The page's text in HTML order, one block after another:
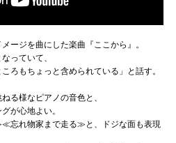
ージを曲にした楽曲『ここから』。
っていて、
ろもちょっと含められている」と話す。
る様なピアノの音色と、
が心地よい。
忘れ物家まで走る≫と、ドジな面も表現